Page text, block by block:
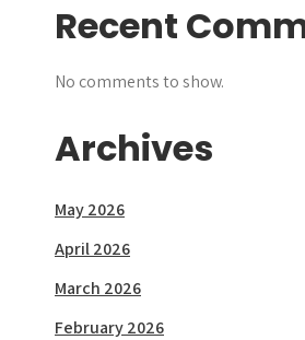
Recent
No comments to show.
Archives
May 2026
April 2026
March 2026
February 2026